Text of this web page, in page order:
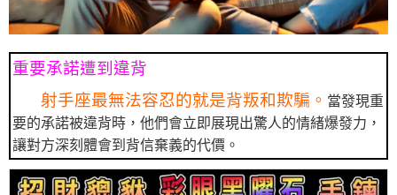
重要承諾遭到違背
射手座最無法容忍的就是背叛和欺騙。 當發現重
要的承諾被違背時，他們會立即展現出驚人的情緒爆發力，
讓對方深刻體會到背信棄義的代價。